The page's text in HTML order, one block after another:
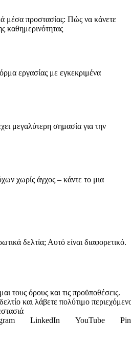
μέσα προστασίας: Πώς να κάνετε
καθημερινότητας
εργασίας με εγκεκριμένα
μεγαλύτερη σημασία για την
χωρίς άγχος – κάντε το μια
δελτία; Αυτό είναι διαφορετικό.
τους όρους και τις προϋποθέσεις.
και λάβετε πολύτιμο
LinkedIn YouTube